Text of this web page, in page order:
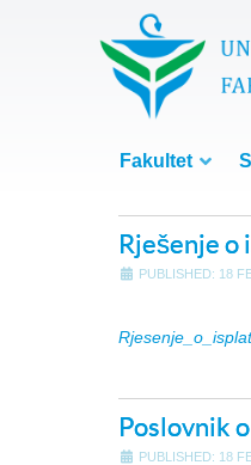
Fakultet
Rješenje o
PUBLISHED: 18
Poslovnik
PUBLISHED: 18